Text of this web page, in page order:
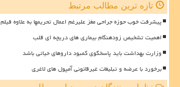
تازه ترین مطالب مرتبط
پیشرفت خوب حوزه جراحی مغز علیرغم اعمال تحریمها به علاوه فیلم
اهمیت تشخیص زودهنگام بیماری های دریچه ای قلب
وزارت بهداشت باید پاسخگوی کمبود داروهای حیاتی باشد
برخورد با عرضه و تبلیغات غیرقانونی آمپول های لاغری